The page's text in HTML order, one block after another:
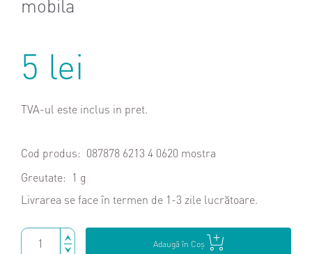
mobila
5 lei
TVA-ul este inclus in pret.
Cod produs: 087878 6213 4 0620 mostra
Greutate: 1 g
Livrarea se face în termen de 1-3 zile lucrătoare.
Adaugă în Coş